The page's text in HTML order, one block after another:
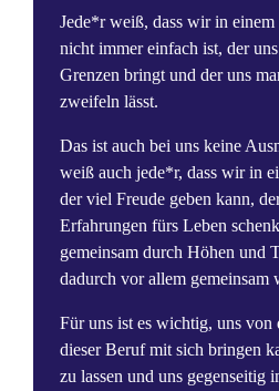
Jede*r weiß, dass wir in
nicht immer einfach ist, der
Grenzen bringt und der uns
zweifeln lässt.
Das ist auch bei uns keine
weiß auch jede*r, dass wir in
der viel Freude geben kann,
Erfahrungen fürs Leben
gemeinsam durch Höhen und
dadurch vor allem gemeinsam
Für uns ist es wichtig, uns von
dieser Beruf mit sich bringen
zu lassen und uns gegenseitig